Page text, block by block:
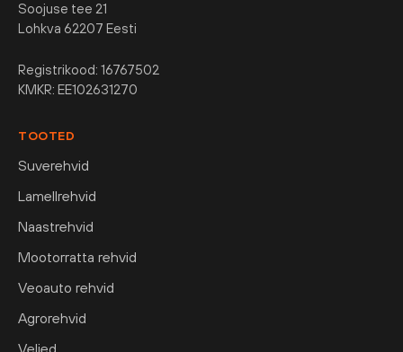
Soojuse tee 21
Lohkva 62207 Eesti
Registrikood: 16767502
KMKR: EE102631270
TOOTED
Suverehvid
Lamellrehvid
Naastrehvid
Mootorratta rehvid
Veoauto rehvid
Agrorehvid
Veljed